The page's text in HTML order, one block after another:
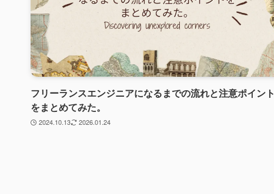
フリーランスエンジニアになるまでの流れと注意ポイント
をまとめてみた。
2024.10.13 2026.01.24